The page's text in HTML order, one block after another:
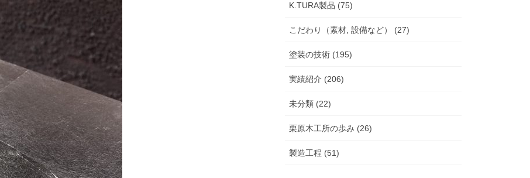
K.TURA製品 (75)
こだわり（素材, 設備など） (27)
塗装の技術 (195)
実績紹介 (206)
未分類 (22)
栗原木工所の歩み (26)
製造工程 (51)